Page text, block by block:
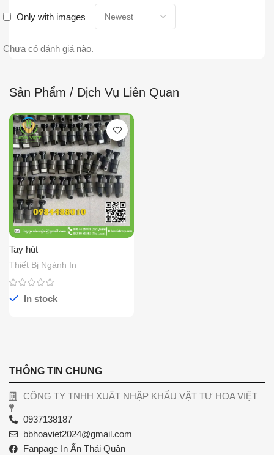
Only with images
Chưa có đánh giá nào.
Sản Phẩm / Dịch Vụ Liên Quan
Tay hút
Thiết Bị Ngành In
In stock
THÔNG TIN CHUNG
CÔNG TY TNHH XUẤT NHẬP KHẨU VẬT TƯ HOA VIỆT
0937138187
bbhoaviet2024@gmail.com
Fanpage In Ấn Thái Quân